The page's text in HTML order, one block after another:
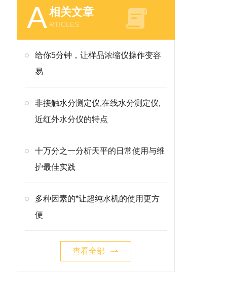
A相关文章
RTICLES
给你5分钟，让样品浓缩仪操作变容
易
非接触水分测定仪,在线水分测定仪,
近红外水分仪的特点
十万分之一分析天平的日常使用与维
护最佳实践
多种因素的*让超纯水机的使用更方
便
查看全部